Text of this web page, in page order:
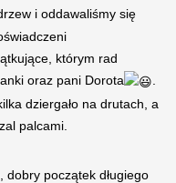
i oddawaliśmy się
którym rad
oraz pani Dorota
.
dziergało na drutach, a
palcami.
dobry początek długiego